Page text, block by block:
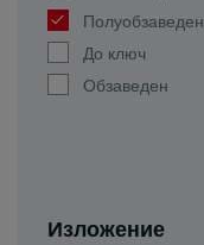
Полуобзаведен
До ключ
Обзаведен
Изложение